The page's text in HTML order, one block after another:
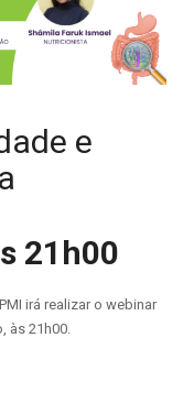
e
21h00
irá realizar o webinar
às 21h00.